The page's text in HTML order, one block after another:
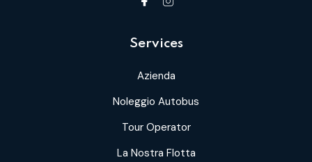
Services
Azienda
Noleggio Autobus
Tour Operator
La Nostra Flotta